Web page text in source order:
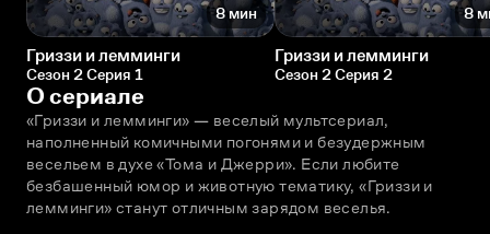
8 мин
Гриззи и лемминги
Сезон 2 Серия 1
8
Гриззи и лемминги
Сезон 2 Серия 2
О сериале
«Гриззи и лемминги» — веселый мультсериал,
наполненный комичными погонями и безудержным
весельем в духе «Тома и Джерри». Если любите
безбашенный юмор и животную тематику, «Гриззи и
лемминги» станут отличным зарядом веселья.